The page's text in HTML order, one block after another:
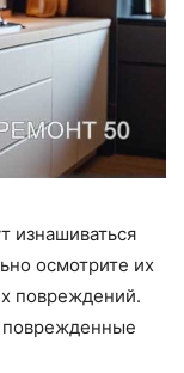
изнашиваться
осмотрите их
повреждений.